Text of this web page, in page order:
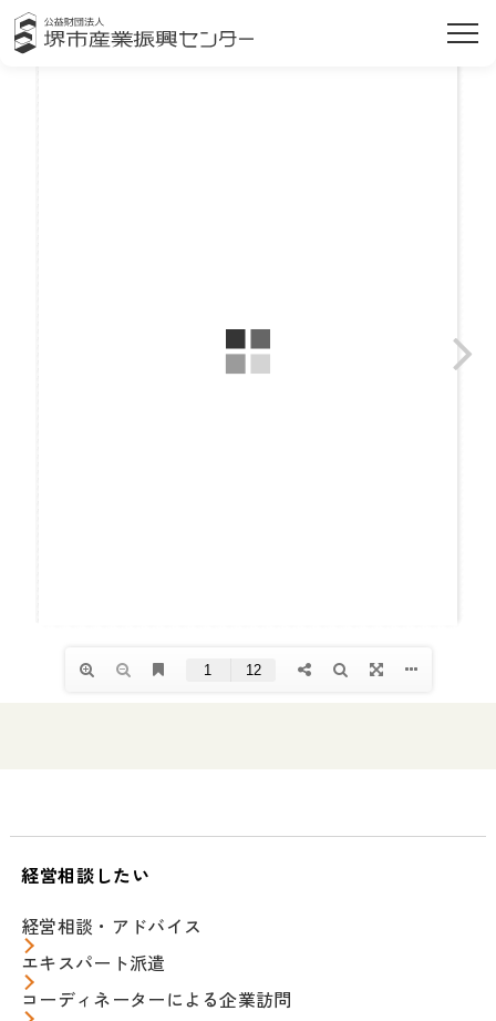
経営相談したい
経営相談・アドバイス
エキスパート派遣
コーディネーターによる企業訪問